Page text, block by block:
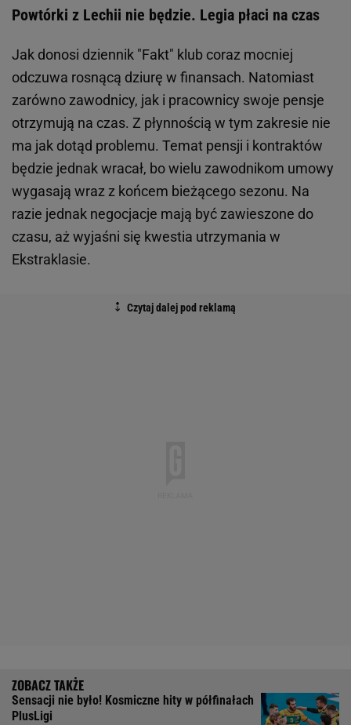
Powtórki z Lechii nie będzie. Legia płaci na czas
Jak donosi dziennik "Fakt" klub coraz mocniej
odczuwa rosnącą dziurę w finansach. Natomiast
zarówno zawodnicy, jak i pracownicy swoje pensje
otrzymują na czas. Z płynnością w tym zakresie nie
ma jak dotąd problemu. Temat pensji i kontraktów
będzie jednak wracał, bo wielu zawodnikom umowy
wygasają wraz z końcem bieżącego sezonu. Na
razie jednak negocjacje mają być zawieszone do
czasu, aż wyjaśni się kwestia utrzymania w
Ekstraklasie.
Sensacji nie było! Kosmiczne hity w półfinałach
PlusLigi